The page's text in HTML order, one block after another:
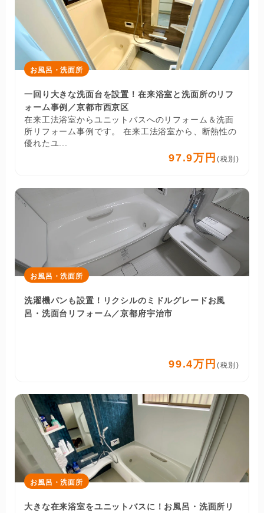
お風呂・洗面所
一回り大きな洗面台を設置！在来浴室と洗面所のリフ
ォーム事例／京都市西京区
在来工法浴室からユニットバスへのリフォーム＆洗面
所リフォーム事例です。 在来工法浴室から、断熱性の
優れたユ...
97.9万円 (税別)
お風呂・洗面所
洗濯機パンも設置！リクシルのミドルグレードお風
呂・洗面台リフォーム／京都府宇治市
99.4万円 (税別)
お風呂・洗面所
大きな在来浴室をユニットバスに！お風呂・洗面所リ